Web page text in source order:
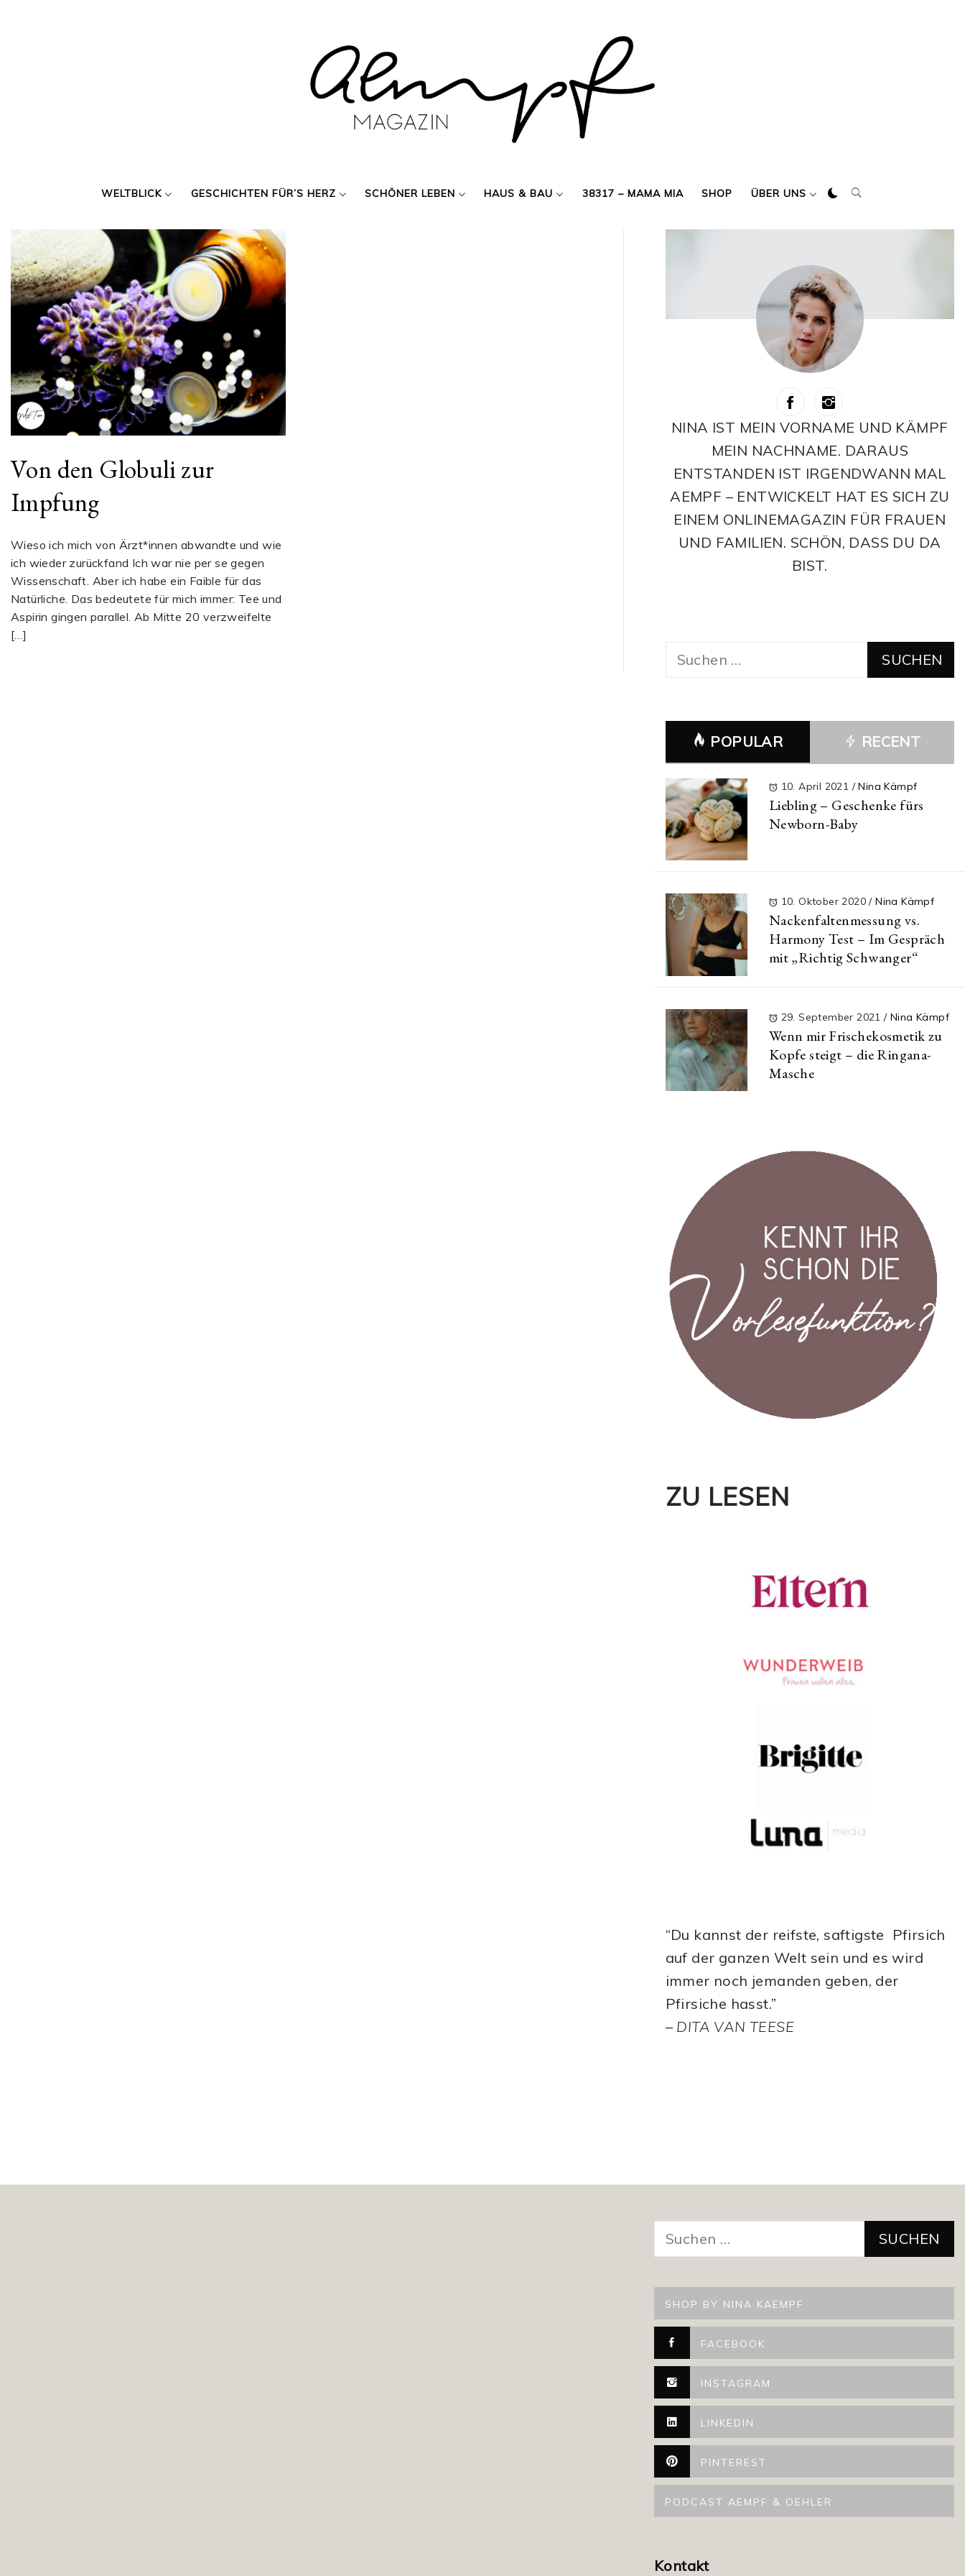
WELTBLICK GESCHICHTEN FÜR’S HERZ SCHÖNER LEBEN HAUS & BAU 38317 – MAMA MIA SHOP ÜBER UNS
Von den Globuli zur
Impfung
Wieso ich mich von Ärzt*innen abwandte und wie
ich wieder zurückfand Ich war nie per se gegen
Wissenschaft. Aber ich habe ein Faible für das
Natürliche. Das bedeutete für mich immer: Tee und
Aspirin gingen parallel. Ab Mitte 20 verzweifelte
[…]
NINA IST MEIN VORNAME UND KÄMPF
MEIN NACHNAME. DARAUS
ENTSTANDEN IST IRGENDWANN MAL
AEMPF – ENTWICKELT HAT ES SICH ZU
EINEM ONLINEMAGAZIN FÜR FRAUEN
UND FAMILIEN. SCHÖN, DASS DU DA
BIST.
Suchen
POPULAR RECENT
10. April 2021 / Nina Kämpf
Liebling – Geschenke fürs
Newborn-Baby
10. Oktober 2020/ Nina Kämpf
Nackenfaltenmessung vs.
Harmony Test – Im Gespräch
mit „Richtig Schwanger“
29. September 2021/ Nina Kämpf
Wenn mir Frischekosmetik zu
Kopfe steigt – die Ringana-
Masche
ZU LESEN
“Du kannst der reifste, saftigste Pfirsich
auf der ganzen Welt sein und es wird
immer noch jemanden geben, der
Pfirsiche hasst.”
– DITA VAN TEESE
nach:
SHOP BY NINA KAEMPF
FACEBOOK
INSTAGRAM
LINKEDIN
PINTEREST
PODCAST AEMPF & OEHLER
Kontakt